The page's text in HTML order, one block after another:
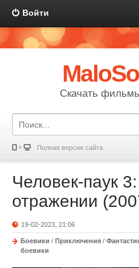
Войти
Скачать
Полная версия сайта
Человек-паук
отражении
19-02-2023, 21:06
Боевики / Приключения /
боевики